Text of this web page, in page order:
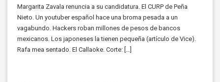
Margarita Zavala renuncia a su candidatura. El CURP de Peña
Nieto. Un youtuber español hace una broma pesada a un
vagabundo. Hackers roban millones de pesos de bancos
mexicanos. Los japoneses la tienen pequeña (artículo de Vice).
Rafa mea sentado. El Callaoke. Corte: […]